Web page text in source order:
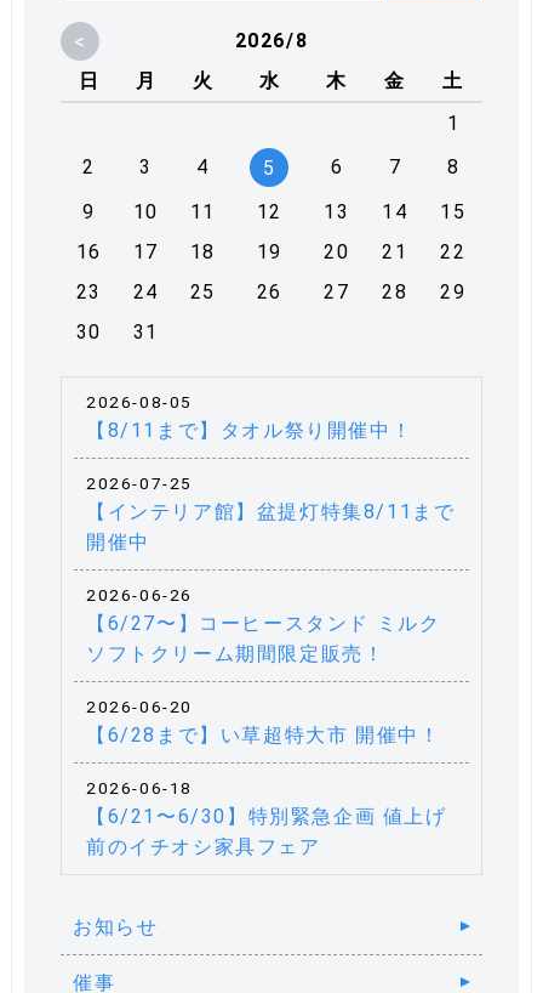
<
2026/8
日
月 火 水 木 金
土
1
2
3 4 5 6 7
8
9
10 11 12 13 14
15
16
17 18 19 20 21
22
23
24 25 26 27 28
29
30
31
2026-08-05
【8/11まで】タオル祭り開催中！
2026-07-25
【インテリア館】盆提灯特集8/11まで
開催中
2026-06-26
【6/27〜】コーヒースタンド ミルク
ソフトクリーム期間限定販売！
2026-06-20
【6/28まで】い草超特大市 開催中！
2026-06-18
【6/21〜6/30】特別緊急企画 値上げ
前のイチオシ家具フェア
お知らせ
催事